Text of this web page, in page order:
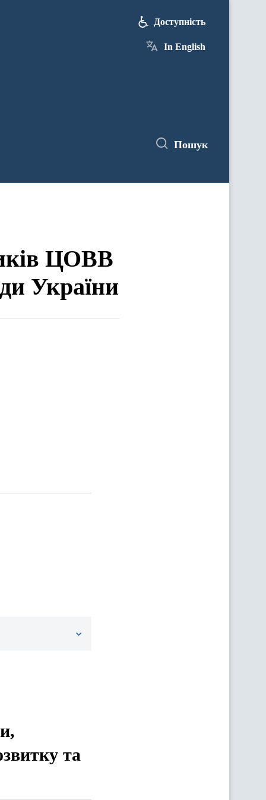
Доступність
In English
Пошук
у засіданнях комітетів Верховної Ради України
ЦОВВ
України
та